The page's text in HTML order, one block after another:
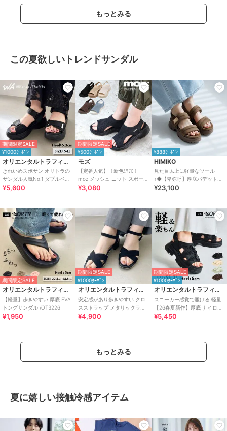
もっとみる
この夏欲しいトレンドサンダル
期間限定SALE
¥1000ｸｰﾎﾟﾝ
オリエンタルトラフィック
きれいめスポサン オリトラの
サンダル人気No.1 ダブルベル
ト スポーツサンダル /42207
¥5,600
期間限定SALE
¥500ｸｰﾎﾟﾝ
モズ
【定番人気】〔新色追加〕
moz メッシュ ニット スポーツ
サンダル
¥3,080
¥888ｸｰﾎﾟﾝ
HIMIKO
見た目以上に軽量なソール
♪◆【卑弥呼】厚底パデットサ
ンダル/661201
¥23,100
期間限定SALE
オリエンタルトラフィック
【軽量】歩きやすい 厚底 EVA
トングサンダル /OT3226
¥1,950
期間限定SALE
¥1000ｸｰﾎﾟﾝ
オリエンタルトラフィック
安定感があり歩きやすい クロ
スストラップ メタリックライ
ン サンダル /55201
¥4,900
期間限定SALE
¥1000ｸｰﾎﾟﾝ
オリエンタルトラフィック
スニーカー感覚で履ける 軽量
【26春夏新作】厚底 ナイロン
スポーツサンダル /OT3232
¥5,450
もっとみる
夏に嬉しい接触冷感アイテム